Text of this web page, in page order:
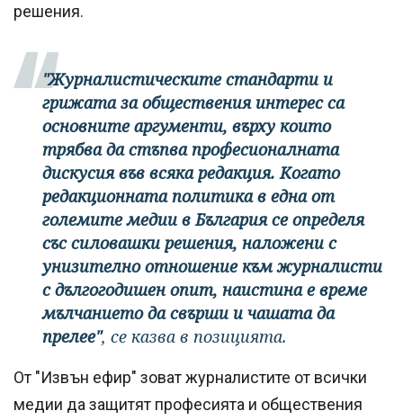
решения.
"Журналистическите стандарти и
грижата за обществения интерес са
основните аргументи, върху които
трябва да стъпва професионалната
дискусия във всяка редакция. Когато
редакционната политика в една от
големите медии в България се определя
със силовашки решения, наложени с
унизително отношение към журналисти
с дългогодишен опит, наистина е време
мълчанието да свърши и чашата да
прелее", се казва в позицията.
От "Извън ефир" зоват журналистите от всички
медии да защитят професията и обществения